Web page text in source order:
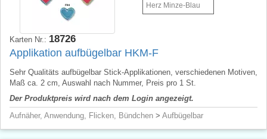
Herz Minze-Blau
Karten Nr.: 18726
Applikation aufbügelbar HKM-F
Sehr Qualitäts aufbügelbar Stick-Applikationen, verschiedenen Motiven,
Maß ca. 2 cm, Auswahl nach Nummer, Preis pro 1 St.
Der Produktpreis wird nach dem Login angezeigt.
Aufnäher, Anwendung, Flicken, Bündchen > Aufbügelbar